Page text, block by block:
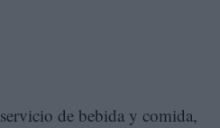
de bebida y comida,